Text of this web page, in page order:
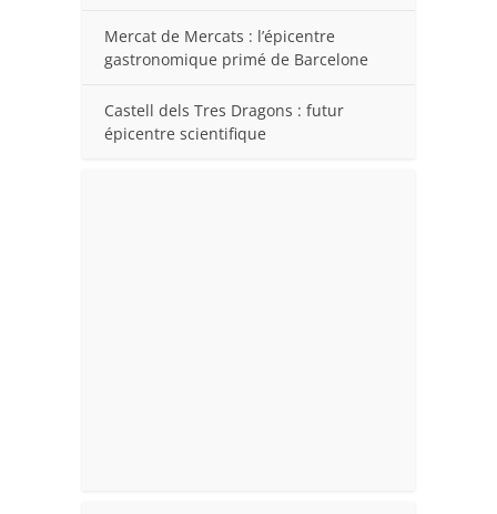
Mercat de Mercats : l’épicentre
gastronomique primé de Barcelone
Castell dels Tres Dragons : futur
épicentre scientifique